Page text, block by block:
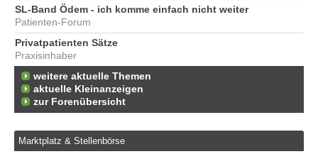
SL-Band Ödem - ich komme einfach nicht weiter
Patienten-Forum
Privatpatienten Sätze
Praxisinhaber
weitere aktuelle Themen
aktuelle Kleinanzeigen
zur Forenübersicht
Marktplatz & Stellenbörse